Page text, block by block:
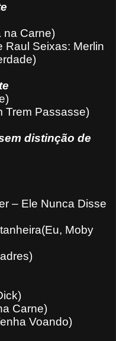
na Carne)
Raul Seixas: Merlin
Trem Passasse)
distinção de
– Ele Nunca Disse
Moby
Carne)
Voando)